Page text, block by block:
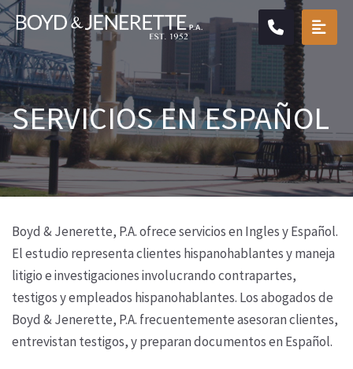
SERVICIOS EN ESPAÑOL
Boyd & Jenerette, P.A. ofrece servicios en Ingles y Español.
El estudio representa clientes hispanohablantes y maneja
litigio e investigaciones involucrando contrapartes,
testigos y empleados hispanohablantes. Los abogados de
Boyd & Jenerette, P.A. frecuentemente asesoran clientes,
entrevistan testigos, y preparan documentos en Español.